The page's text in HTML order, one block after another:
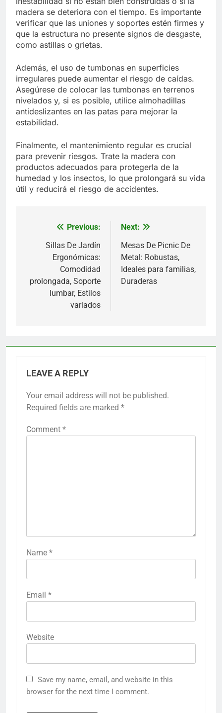
madera se deteriora con el tiempo. Es importante
verificar que las uniones y soportes estén firmes y
que la estructura no presente signos de desgaste,
como astillas o grietas.
Además, el uso de tumbonas en superficies
irregulares puede aumentar el riesgo de caídas.
Asegúrese de colocar las tumbonas en terrenos
nivelados y, si es posible, utilice almohadillas
antideslizantes en las patas para mejorar la
estabilidad.
Finalmente, el mantenimiento regular es crucial
para prevenir riesgos. Trate la madera con
productos adecuados para protegerla de la
humedad y los insectos, lo que prolongará su vida
útil y reducirá el riesgo de accidentes.
navigation
Previous:
Sillas De Jardín
Ergonómicas:
Comodidad
prolongada, Soporte
lumbar, Estilos
variados
Next:
Mesas De Picnic De
Metal: Robustas,
Ideales para familias,
Duraderas
LEAVE A REPLY
Your email address will not be published.
Required fields are marked *
Comment *
Name *
Email *
Website
Save my name, email, and website in this
browser for the next time I comment.